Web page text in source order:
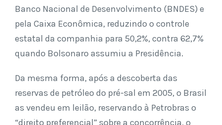
Banco Nacional de Desenvolvimento (BNDES) e
pela Caixa Econômica, reduzindo o controle
estatal da companhia para 50,2%, contra 62,7%
quando Bolsonaro assumiu a Presidência.
Da mesma forma, após a descoberta das
reservas de petróleo do pré-sal em 2005, o Brasil
as vendeu em leilão, reservando à Petrobras o
“direito preferencial” sobre a concorrência, o